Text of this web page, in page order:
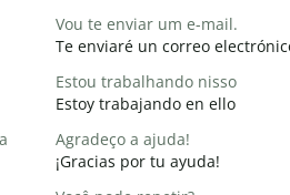
Vou te enviar um e-mail.
Te enviaré un correo
Estou trabalhando nisso
Estoy trabajando en ello
Agradeço a ajuda!
¡Gracias por tu ayuda!